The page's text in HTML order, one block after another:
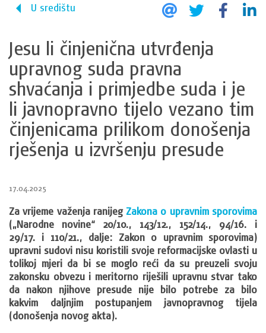
U središtu
Jesu li činjenična utvrđenja
upravnog suda pravna
shvaćanja i primjedbe suda i je
li javnopravno tijelo vezano tim
činjenicama prilikom donošenja
rješenja u izvršenju presude
17.04.2025
Za vrijeme važenja ranijeg Zakona o upravnim sporovima
(„Narodne novine“ 20/10., 143/12., 152/14., 94/16. i
29/17. i 110/21., dalje: Zakon o upravnim sporovima)
upravni sudovi nisu koristili svoje reformacijske ovlasti u
tolikoj mjeri da bi se moglo reći da su preuzeli svoju
zakonsku obvezu i meritorno riješili upravnu stvar tako
da nakon njihove presude nije bilo potrebe za bilo
kakvim daljnjim postupanjem javnopravnog tijela
(donošenja novog akta).